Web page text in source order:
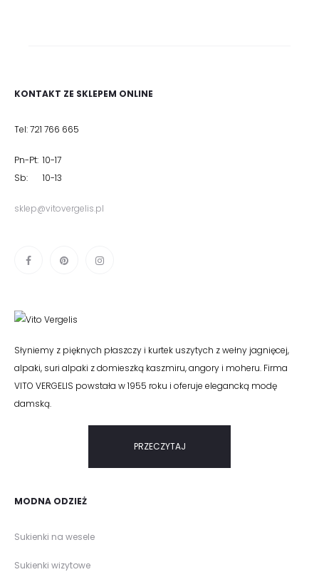
KONTAKT ZE SKLEPEM ONLINE
Tel: 721 766 665
Pn-Pt: 10-17
Sb: 10-13
sklep@vitovergelis.pl
Słyniemy z pięknych płaszczy i kurtek uszytych z wełny jagnięcej,
alpaki, suri alpaki z domieszką kaszmiru, angory i moheru. Firma
VITO VERGELIS powstała w 1955 roku i oferuje elegancką modę
damską.
PRZECZYTAJ
MODNA ODZIEŻ
Sukienki na wesele
Sukienki wizytowe